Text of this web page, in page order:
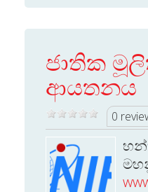
ජාතික
ආයතනය
0